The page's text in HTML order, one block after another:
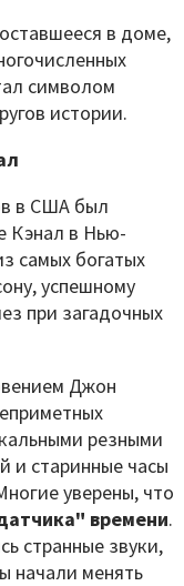
в доме,
символом
истории.
в США был
Кэнал в Нью-
самых богатых
успешному
при загадочных
Джон
резными
и старинные часы
уверены, что
времени.
странные звуки,
начали менять